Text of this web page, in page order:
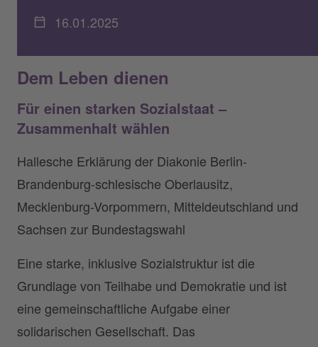
16.01.2025
Dem Leben dienen
Für einen starken Sozialstaat –
Zusammenhalt wählen
Hallesche Erklärung der Diakonie Berlin-
Brandenburg-schlesische Oberlausitz,
Mecklenburg-Vorpommern, Mitteldeutschland und
Sachsen zur Bundestagswahl
Eine starke, inklusive Sozialstruktur ist die
Grundlage von Teilhabe und Demokratie und ist
eine gemeinschaftliche Aufgabe einer
solidarischen Gesellschaft. Das